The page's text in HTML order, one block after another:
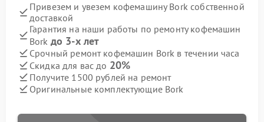
Привезем и увезем кофемашину Bork собственной
доставкой
Гарантия на наши работы по ремонту кофемашин
Bork до 3-х лет
Срочный ремонт кофемашин Bork в течении часа
Скидка для вас до 20%
Получите 1500 рублей на ремонт
Оригинальные комплектующие Bork